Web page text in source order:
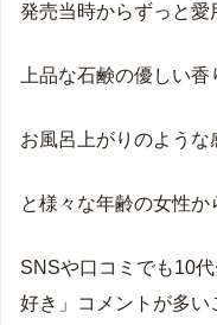
発売当時からずっと愛
上品な石鹸の優しい香
お風呂上がりのような
と様々な年齢の女性か
SNSや口コミでも10
好き」コメントが多い